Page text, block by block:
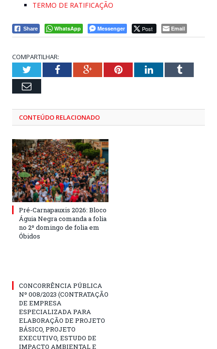
TERMO DE RATIFICAÇÃO
Share WhatsApp Messenger Post Email
COMPARTILHAR:
TwitterFacebookGoogle+PinterestLinkedInTumblr
Email
CONTEÚDO RELACIONADO
Pré-Carnapauxis 2026: Bloco
Águia Negra comanda a folia
no 2º domingo de folia em
Óbidos
CONCORRÊNCIA PÚBLICA
Nº 008/2023 (CONTRATAÇÃO
DE EMPRESA
ESPECIALIZADA PARA
ELABORAÇÃO DE PROJETO
BÁSICO, PROJETO
EXECUTIVO, ESTUDO DE
IMPACTO AMBIENTAL E